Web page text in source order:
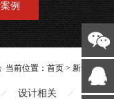
例
当前位置：首页 >新闻
设计相关